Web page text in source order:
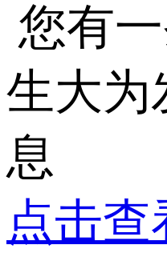
您有
生大为
息
点击查